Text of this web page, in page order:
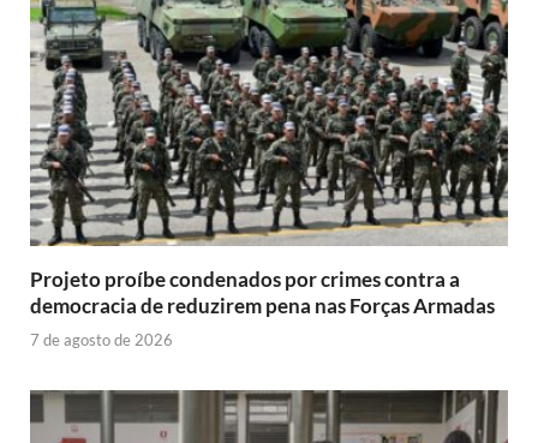
Projeto proíbe condenados por crimes contra a
democracia de reduzirem pena nas Forças Armadas
7 de agosto de 2026